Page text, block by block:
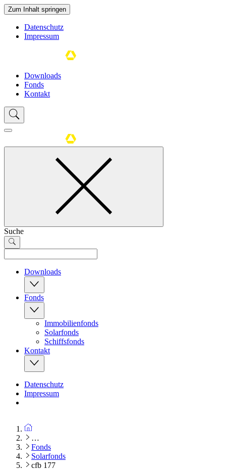
Zum Inhalt springen
Datenschutz
Impressum
Downloads
Fonds
Kontakt
Suche
Downloads
Fonds
Immobilienfonds
Solarfonds
Schiffsfonds
Kontakt
Datenschutz
Impressum
…
Fonds
Solarfonds
cfb 177